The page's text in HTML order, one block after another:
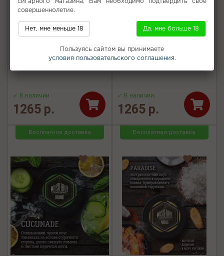
Табак для кальяна Must
(Ванильный крем) 125г
✓ В наличии
1265 р.
Табак для кальяна Must
(Мороженое) 125г
✓ В наличии
1265 р.
Бесплатная доставка Бесплатная доставка
сигарного магазина, Вам необходимо подтвердить свое
совершеннолетие.
Нет, мне меньше 18 Да, мне больше 18
Пользуясь сайтом вы принимаете
условия пользовательского соглашения.